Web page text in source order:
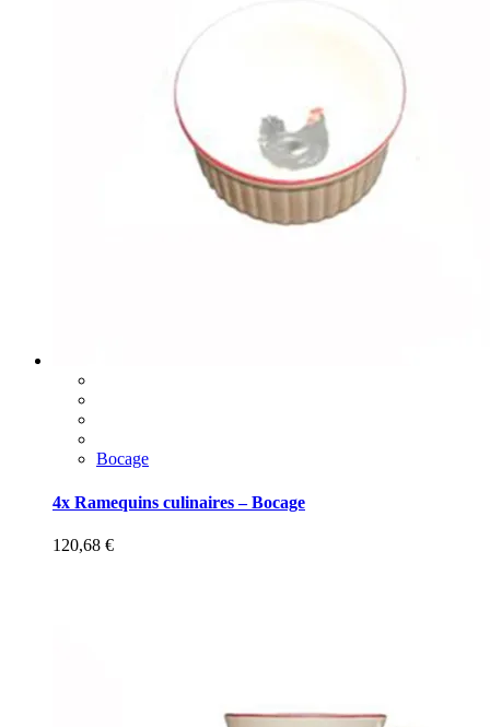
Bocage
4x Ramequins culinaires – Bocage
120,68 €